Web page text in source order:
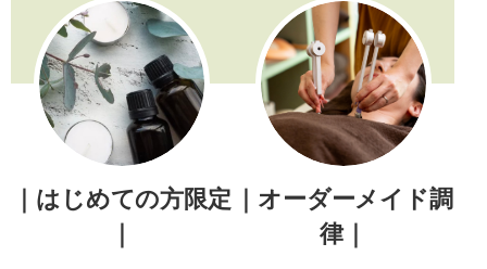
｜はじめての方限定
｜オーダーメイド調
律｜